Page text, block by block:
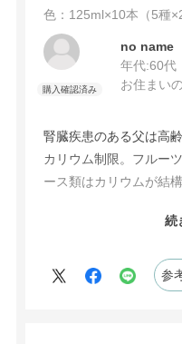
色：125ml×10本（5種×2
no name
年代:60代
お住まい
腎臓疾患のある父は高
カリウム制限。フルー
ース類はカリウムが結
している栄養補給もで続
参